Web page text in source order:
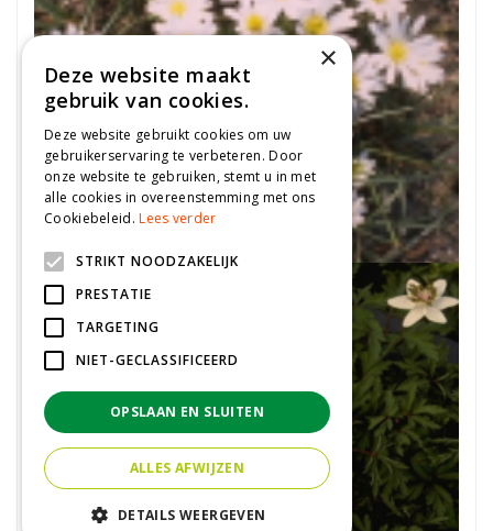
Blauwe anemoon
Anemone blanda 'White Splendour'
×
Deze website maakt
gebruik van cookies.
Deze website gebruikt cookies om uw
gebruikerservaring te verbeteren. Door
onze website te gebruiken, stemt u in met
alle cookies in overeenstemming met ons
Cookiebeleid.Lees verder
STRIKT NOODZAKELIJK
PRESTATIE
TARGETING
NIET-GECLASSIFICEERD
OPSLAAN EN SLUITEN
ALLES AFWIJZEN
DETAILS WEERGEVEN